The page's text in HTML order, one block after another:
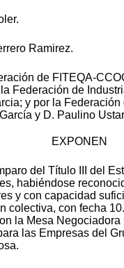
Ramirez.
de FITEQA-
Federación de
y por la
y D. Paulino
EXPONEN
del Título III del
habiéndose
y con capacidad
colectiva, con fecha
la Mesa Negociadora
las Empresas del